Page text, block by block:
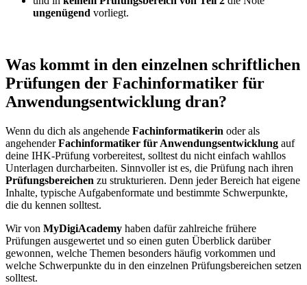
ungenügend vorliegt.
Was kommt in den einzelnen schriftlichen
Prüfungen der Fachinformatiker für
Anwendungsentwicklung dran?
Wenn du dich als angehende Fachinformatikerin oder als
angehenderFachinformatiker für Anwendungsentwicklung auf
deine IHK-Prüfung vorbereitest, solltest du nicht einfach wahllos
Unterlagen durcharbeiten. Sinnvoller ist es, die Prüfung nach ihren
Prüfungsbereichen zu strukturieren. Denn jeder Bereich hat eigene
Inhalte, typische Aufgabenformate und bestimmte Schwerpunkte,
die du kennen solltest.
Wir von MyDigiAcademy haben dafür zahlreiche frühere
Prüfungen ausgewertet und so einen guten Überblick darüber
gewonnen, welche Themen besonders häufig vorkommen und
welche Schwerpunkte du in den einzelnen Prüfungsbereichen setzen
solltest.